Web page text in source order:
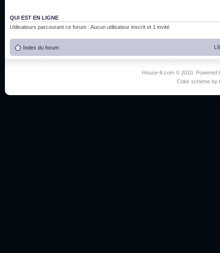
QUI EST EN LIGNE
Utilisateurs parcourant ce forum : Aucun utilisateur inscrit et 1 invité
Index du forum
House-fr.com © 2010. Powered
Color scheme by